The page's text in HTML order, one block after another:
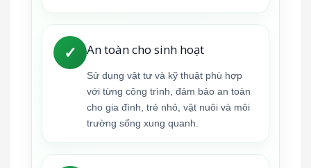
✓ An toàn cho sinh hoạt
Sử dụng vật tư và kỹ thuật phù hợp
với từng công trình, đảm bảo an toàn
cho gia đình, trẻ nhỏ, vật nuôi và môi
trường sống xung quanh.